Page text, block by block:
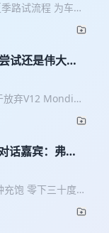
路试流程 为车企
场夺冠 在Group
作 建成整个全国
一个汽车行业从
的高光。 而今天
是Roland
哥用德语专
传奇的人生故
领队、Quattro四
创建人、
车工程师，拉力
记者 剪辑 罗新雨
试还是伟大的
放弃V12 Mondial
硬核拥抱新市
比例失调的法拉利
车谈》，我们追
车队是如何成为
今眼前这台离经
【话题成员】 罗
计师 剪辑 罗新雨
话嘉宾：弗雷
充饱 零下三十度只
费者一听就懂的
。本期《孤岛车